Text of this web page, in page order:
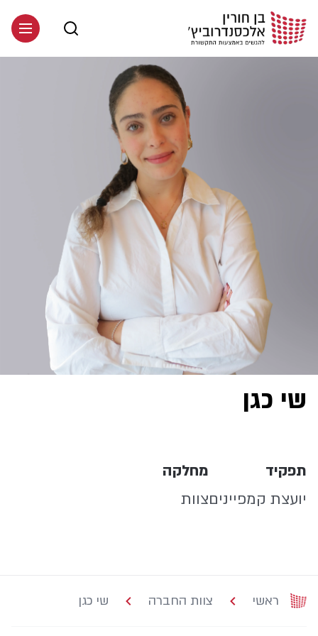
שי כגן
תפקיד
יועצת קמפיינים
מחלקה
צוות
ראשי צוות החברה שי כגן